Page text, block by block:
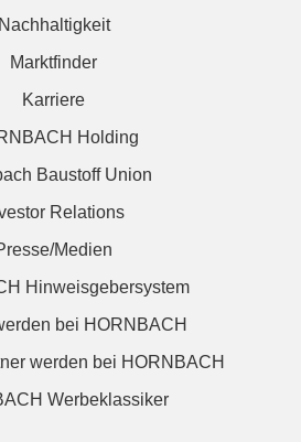
Nachhaltigkeit
Marktfinder
Karriere
Holding
Baustoff Union
Relations
Medien
Hinweisgebersystem
bei HORNBACH
werden bei HORNBACH
Werbeklassiker